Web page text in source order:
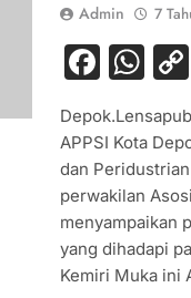
Admin 7
APPSI Kota
dan
perwakilan
menyampaikan
yang dihadapi
Kemiri Muka ini